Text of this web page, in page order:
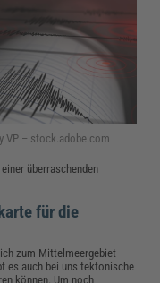
VP – stock.adobe.com
überraschenden
für die
zum Mittelmeergebiet
es auch bei uns tektonische
können. Um noch